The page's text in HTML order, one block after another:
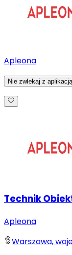
Apleona
Nie zwlekaj z
Technik
Apleona
Warszawa,